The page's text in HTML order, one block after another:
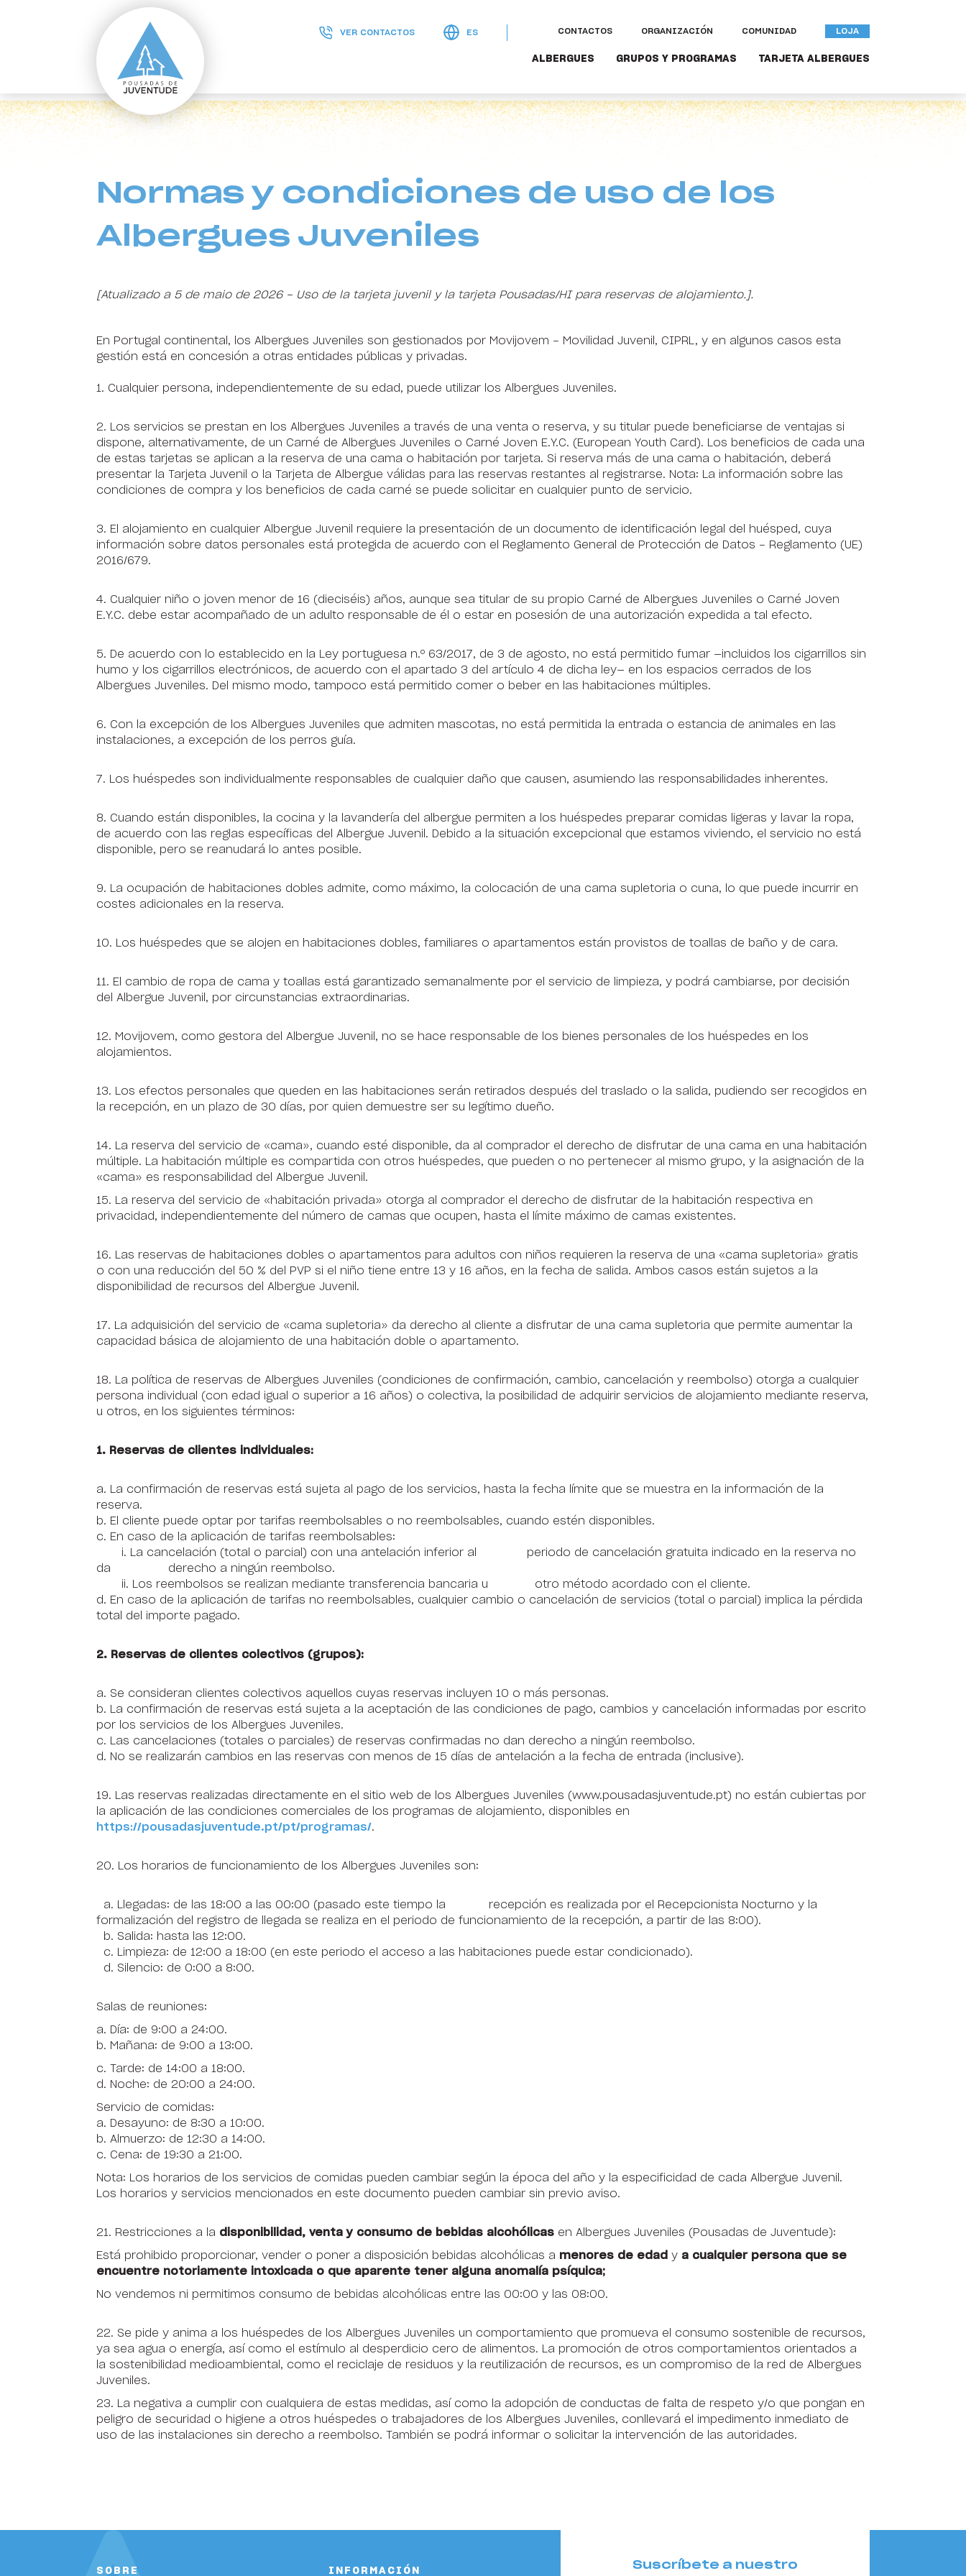
VER CONTACTOS ES CONTACTOS ORGANIZACIÓN COMUNIDAD LOJA
ALBERGUES GRUPOS Y PROGRAMAS TARJETA ALBERGUES
Normas y condiciones de uso de los
Albergues Juveniles
[Atualizado a 5 de maio de 2026 - Uso de la tarjeta juvenil y la tarjeta Pousadas/HI para reservas de alojamiento.].
En Portugal continental, los Albergues Juveniles son gestionados por Movijovem - Movilidad Juvenil, CIPRL, y en algunos casos esta
gestión está en concesión a otras entidades públicas y privadas.
1. Cualquier persona, independientemente de su edad, puede utilizar los Albergues Juveniles.
2. Los servicios se prestan en los Albergues Juveniles a través de una venta o reserva, y su titular puede beneficiarse de ventajas si
dispone, alternativamente, de un Carné de Albergues Juveniles o Carné Joven E.Y.C. (European Youth Card). Los beneficios de cada una
de estas tarjetas se aplican a la reserva de una cama o habitación por tarjeta. Si reserva más de una cama o habitación, deberá
presentar la Tarjeta Juvenil o la Tarjeta de Albergue válidas para las reservas restantes al registrarse. Nota: La información sobre las
condiciones de compra y los beneficios de cada carné se puede solicitar en cualquier punto de servicio.
3. El alojamiento en cualquier Albergue Juvenil requiere la presentación de un documento de identificación legal del huésped, cuya
información sobre datos personales está protegida de acuerdo con el Reglamento General de Protección de Datos - Reglamento (UE)
2016/679.
4. Cualquier niño o joven menor de 16 (dieciséis) años, aunque sea titular de su propio Carné de Albergues Juveniles o Carné Joven
E.Y.C. debe estar acompañado de un adulto responsable de él o estar en posesión de una autorización expedida a tal efecto.
5. De acuerdo con lo establecido en la Ley portuguesa n.º 63/2017, de 3 de agosto, no está permitido fumar —incluidos los cigarrillos sin
humo y los cigarrillos electrónicos, de acuerdo con el apartado 3 del artículo 4 de dicha ley— en los espacios cerrados de los
Albergues Juveniles. Del mismo modo, tampoco está permitido comer o beber en las habitaciones múltiples.
6. Con la excepción de los Albergues Juveniles que admiten mascotas, no está permitida la entrada o estancia de animales en las
instalaciones, a excepción de los perros guía.
7. Los huéspedes son individualmente responsables de cualquier daño que causen, asumiendo las responsabilidades inherentes.
8. Cuando están disponibles, la cocina y la lavandería del albergue permiten a los huéspedes preparar comidas ligeras y lavar la ropa,
de acuerdo con las reglas específicas del Albergue Juvenil. Debido a la situación excepcional que estamos viviendo, el servicio no está
disponible, pero se reanudará lo antes posible.
9. La ocupación de habitaciones dobles admite, como máximo, la colocación de una cama supletoria o cuna, lo que puede incurrir en
costes adicionales en la reserva.
10. Los huéspedes que se alojen en habitaciones dobles, familiares o apartamentos están provistos de toallas de baño y de cara.
11. El cambio de ropa de cama y toallas está garantizado semanalmente por el servicio de limpieza, y podrá cambiarse, por decisión
del Albergue Juvenil, por circunstancias extraordinarias.
12. Movijovem, como gestora del Albergue Juvenil, no se hace responsable de los bienes personales de los huéspedes en los
alojamientos.
13. Los efectos personales que queden en las habitaciones serán retirados después del traslado o la salida, pudiendo ser recogidos en
la recepción, en un plazo de 30 días, por quien demuestre ser su legítimo dueño.
14. La reserva del servicio de «cama», cuando esté disponible, da al comprador el derecho de disfrutar de una cama en una habitación
múltiple. La habitación múltiple es compartida con otros huéspedes, que pueden o no pertenecer al mismo grupo, y la asignación de la
«cama» es responsabilidad del Albergue Juvenil.
15. La reserva del servicio de «habitación privada» otorga al comprador el derecho de disfrutar de la habitación respectiva en
privacidad, independientemente del número de camas que ocupen, hasta el límite máximo de camas existentes.
16. Las reservas de habitaciones dobles o apartamentos para adultos con niños requieren la reserva de una «cama supletoria» gratis
o con una reducción del 50 % del PVP si el niño tiene entre 13 y 16 años, en la fecha de salida. Ambos casos están sujetos a la
disponibilidad de recursos del Albergue Juvenil.
17. La adquisición del servicio de «cama supletoria» da derecho al cliente a disfrutar de una cama supletoria que permite aumentar la
capacidad básica de alojamiento de una habitación doble o apartamento.
18. La política de reservas de Albergues Juveniles (condiciones de confirmación, cambio, cancelación y reembolso) otorga a cualquier
persona individual (con edad igual o superior a 16 años) o colectiva, la posibilidad de adquirir servicios de alojamiento mediante reserva,
u otros, en los siguientes términos:
1. Reservas de clientes individuales:
a. La confirmación de reservas está sujeta al pago de los servicios, hasta la fecha límite que se muestra en la información de la
reserva.
b. El cliente puede optar por tarifas reembolsables o no reembolsables, cuando estén disponibles.
c. En caso de la aplicación de tarifas reembolsables:
i. La cancelación (total o parcial) con una antelación inferior al periodo de cancelación gratuita indicado en la reserva no
da derecho a ningún reembolso.
ii. Los reembolsos se realizan mediante transferencia bancaria u otro método acordado con el cliente.
d. En caso de la aplicación de tarifas no reembolsables, cualquier cambio o cancelación de servicios (total o parcial) implica la pérdida
total del importe pagado.
2. Reservas de clientes colectivos (grupos):
a. Se consideran clientes colectivos aquellos cuyas reservas incluyen 10 o más personas.
b. La confirmación de reservas está sujeta a la aceptación de las condiciones de pago, cambios y cancelación informadas por escrito
por los servicios de los Albergues Juveniles.
c. Las cancelaciones (totales o parciales) de reservas confirmadas no dan derecho a ningún reembolso.
d. No se realizarán cambios en las reservas con menos de 15 días de antelación a la fecha de entrada (inclusive).
19. Las reservas realizadas directamente en el sitio web de los Albergues Juveniles (www.pousadasjuventude.pt) no están cubiertas por
la aplicación de las condiciones comerciales de los programas de alojamiento, disponibles en
https://pousadasjuventude.pt/pt/programas/.
20. Los horarios de funcionamiento de los Albergues Juveniles son:
a. Llegadas: de las 18:00 a las 00:00 (pasado este tiempo la recepción es realizada por el Recepcionista Nocturno y la
formalización del registro de llegada se realiza en el periodo de funcionamiento de la recepción, a partir de las 8:00).
b. Salida: hasta las 12:00.
c. Limpieza: de 12:00 a 18:00 (en este periodo el acceso a las habitaciones puede estar condicionado).
d. Silencio: de 0:00 a 8:00.
Salas de reuniones:
a. Día: de 9:00 a 24:00.
b. Mañana: de 9:00 a 13:00.
c. Tarde: de 14:00 a 18:00.
d. Noche: de 20:00 a 24:00.
Servicio de comidas:
a. Desayuno: de 8:30 a 10:00.
b. Almuerzo: de 12:30 a 14:00.
c. Cena: de 19:30 a 21:00.
Nota: Los horarios de los servicios de comidas pueden cambiar según la época del año y la especificidad de cada Albergue Juvenil.
Los horarios y servicios mencionados en este documento pueden cambiar sin previo aviso.
21. Restricciones a la disponibilidad, venta y consumo de bebidas alcohólicas en Albergues Juveniles (Pousadas de Juventude):
Está prohibido proporcionar, vender o poner a disposición bebidas alcohólicas a menores de edady a cualquier persona que se
encuentre notoriamente intoxicada o que aparente tener alguna anomalía psíquica;
No vendemos ni permitimos consumo de bebidas alcohólicas entre las 00:00 y las 08:00.
22. Se pide y anima a los huéspedes de los Albergues Juveniles un comportamiento que promueva el consumo sostenible de recursos,
ya sea agua o energía, así como el estímulo al desperdicio cero de alimentos. La promoción de otros comportamientos orientados a
la sostenibilidad medioambiental, como el reciclaje de residuos y la reutilización de recursos, es un compromiso de la red de Albergues
Juveniles.
23. La negativa a cumplir con cualquiera de estas medidas, así como la adopción de conductas de falta de respeto y/o que pongan en
peligro de securidad o higiene a otros huéspedes o trabajadores de los Albergues Juveniles, conllevará el impedimento inmediato de
uso de las instalaciones sin derecho a reembolso. También se podrá informar o solicitar la intervención de las autoridades.
Suscríbete a nuestro
SOBRE INFORMACIÓN